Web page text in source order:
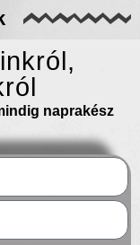
naprakész